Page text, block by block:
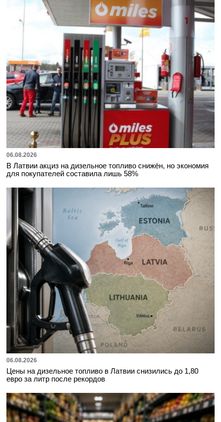
06.08.2026
В Латвии акциз на дизельное топливо снижён, но экономия
для покупателей составила лишь 58%
06.08.2026
Цены на дизельное топливо в Латвии снизились до 1,80
евро за литр после рекордов